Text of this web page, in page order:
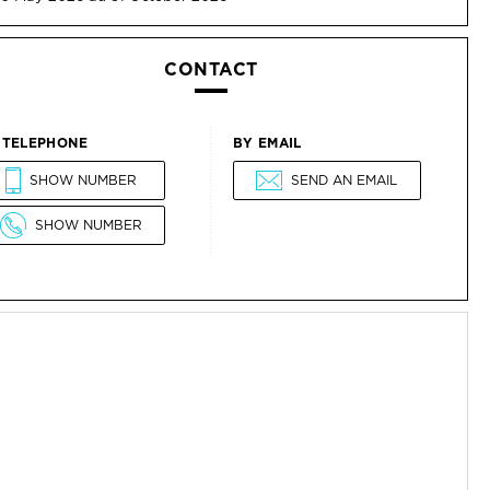
CONTACT
SHOW NUMBER
SHOW NUMBER
BY EMAIL
SEND AN EMAIL